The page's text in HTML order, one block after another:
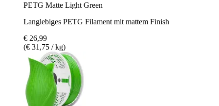
PETG Matte Light Green
Langlebiges PETG Filament mit mattem Finish
€ 26,99
(€ 31,75 / kg)